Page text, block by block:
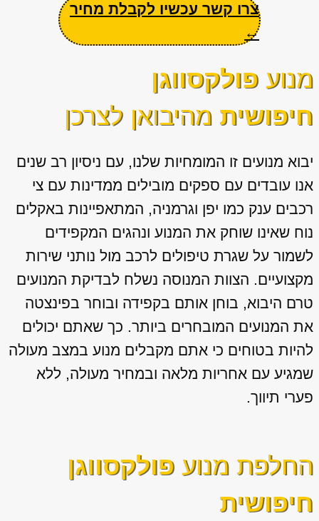
צרו קשר עכשיו לקבלת מחיר
←
מנוע פולקסווגן
חיפושית מהיבואן לצרכן
יבוא מנועים זו המומחיות שלנו, עם ניסיון רב שנים
אנו עובדים עם ספקים מובילים ממדינות עם צי
רכבים ענק כמו יפן וגרמניה, המתאפיינות באקלים
נוח שאינו שוחק את המנוע ונהגים המקפידים
לשמור על שגרת טיפולים לרכב מול נותני שירות
מקצועיים. הצוות המנוסה נשלח לבדיקת המנועים
טרם היבוא, בוחן אותם בקפידה ובוחר בפינצטה
את המנועים המובחרים ביותר. כך שאתם יכולים
להיות בטוחים כי אתם מקבלים מנוע במצב מעולה
שמגיע עם אחריות מלאה ובמחיר מעולה, ללא
פערי תיווך.
החלפת מנוע פולקסווגן
חיפושית